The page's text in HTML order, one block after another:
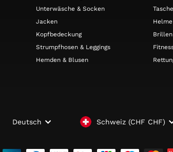
Unterwäsche & Socken
Jacken
Kopfbedeckung
Strumpfhosen & Leggings
Hemden & Blusen
SPRACHE
Deutsch WÄHRUNG
Schweiz (CHF CHF)